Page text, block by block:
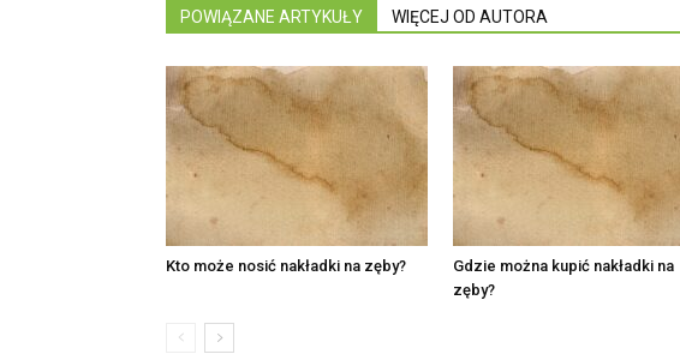
POWIĄZANE ARTYKUŁY WIĘCEJ OD AUTORA
Kto może nosić nakładki na zęby?
Gdzie można kupić nakładki na
zęby?